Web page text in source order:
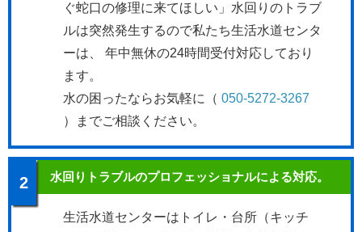
ぐ蛇口の修理に来てほしい」水回りのトラブ
ルは突然発生するので私たち生活水道センタ
ーは、 年中無休の24時間受付対応しており
ます。
水の困ったならお気軽に（ 050-5272-3267
）までご相談ください。
2 水回りトラブルのプロフェッショナルによる対応。
生活水道センターはトイレ・台所（キッチ